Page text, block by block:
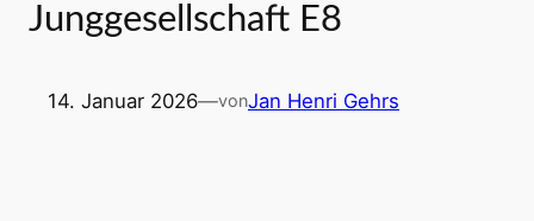
Junggesellschaft E8
14. Januar 2026—vonJan Henri Gehrs